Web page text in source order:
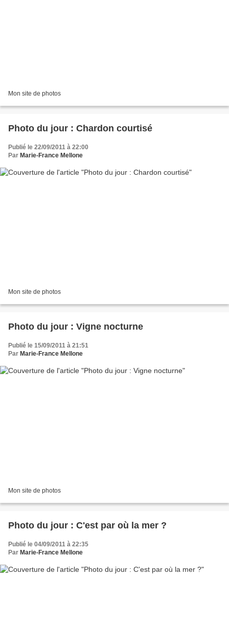
Mon site de photos
Photo du jour : Chardon courtisé
Publié le 22/09/2011 à 22:00
Par Marie-France Mellone
Mon site de photos
Photo du jour : Vigne nocturne
Publié le 15/09/2011 à 21:51
Par Marie-France Mellone
Mon site de photos
Photo du jour : C'est par où la mer ?
Publié le 04/09/2011 à 22:35
Par Marie-France Mellone